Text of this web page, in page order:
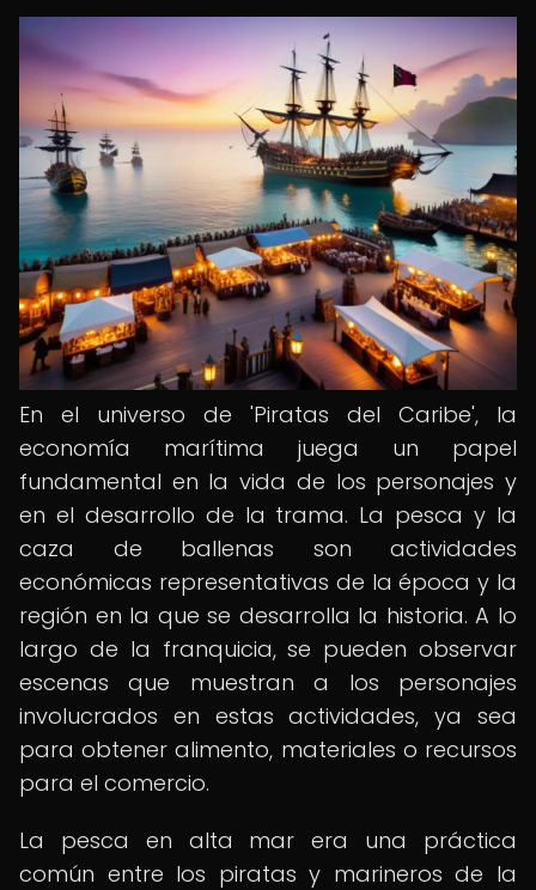
En el universo de 'Piratas del Caribe', la
economía marítima juega un papel
fundamental en la vida de los personajes y
en el desarrollo de la trama. La pesca y la
caza de ballenas son actividades
económicas representativas de la época y la
región en la que se desarrolla la historia. A lo
largo de la franquicia, se pueden observar
escenas que muestran a los personajes
involucrados en estas actividades, ya sea
para obtener alimento, materiales o recursos
para el comercio.
La pesca en alta mar era una práctica
común entre los piratas y marineros de la